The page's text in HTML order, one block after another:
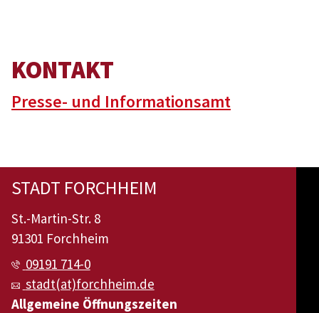
KONTAKT
Presse- und Informationsamt
STADT FORCHHEIM
St.-Martin-Str. 8
91301 Forchheim
09191 714-0
stadt(at)forchheim.de
Allgemeine Öffnungszeiten